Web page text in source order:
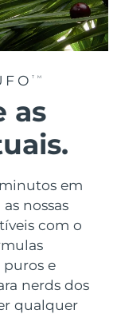
TM
as
em
nossas
com o
puros e
nerds dos
qualquer